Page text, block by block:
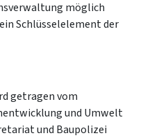
möglich
Schlüsselelement der
getragen vom
und Umwelt
und Baupolizei